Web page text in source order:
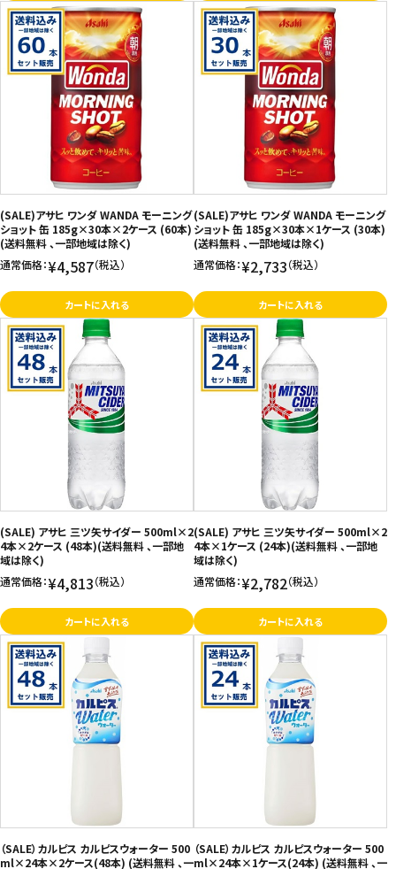
(SALE)アサヒ ワンダ WANDA モーニング
ショット 缶 185g×30本×2ケース (60本)
(送料無料 、一部地域は除く)
通常価格：¥4,587（税込）
カートに入れる
(SALE)アサヒ ワンダ WANDA モーニング
ショット 缶 185g×30本×1ケース (30本)
(送料無料 、一部地域は除く)
通常価格：¥2,733（税込）
カートに入れる
(SALE) アサヒ 三ツ矢サイダー 500ml×2
4本×2ケース (48本)(送料無料 、一部地
域は除く)
通常価格：¥4,813（税込）
カートに入れる
(SALE) アサヒ 三ツ矢サイダー 500ml×2
4本×1ケース (24本)(送料無料 、一部地
域は除く)
通常価格：¥2,782（税込）
カートに入れる
（SALE）カルピス カルピスウォーター 500
ml×24本×2ケース(48本) (送料無料 、一
（SALE）カルピス カルピスウォーター 500
ml×24本×1ケース(24本) (送料無料 、一